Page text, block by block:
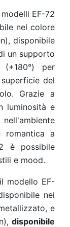
EF-72
nel colore
disponibile
un supporto
(+180°) per
del
Grazie a
luminosità e
romantica a
è possibile
e mood.
modello EF-
nei
e
disponibile